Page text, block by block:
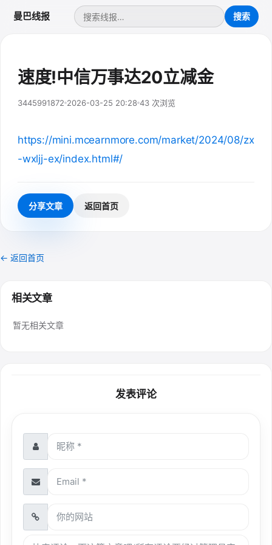
曼巴线报
速度!中信万事达20立减金
3445991872 2026-03-25 20:28 43 次浏览
https://mini.mcearnmore.com/market/2024/08/zx
-wxljj-ex/index.html#/
分享文章 返回首页
← 返回首页
相关文章
暂无相关文章
发表评论